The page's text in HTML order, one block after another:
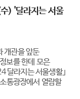
) '달라지는 서울
개관을 앞둔
보를 한데 모은
달라지는 서울생활｣
통광장에서 열람할